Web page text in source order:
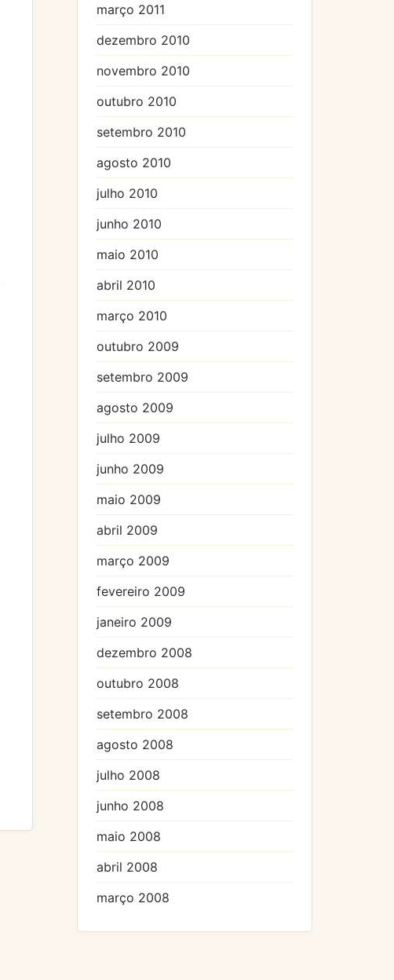
março 2011
dezembro 2010
novembro 2010
outubro 2010
setembro 2010
agosto 2010
julho 2010
junho 2010
maio 2010
abril 2010
março 2010
outubro 2009
setembro 2009
agosto 2009
julho 2009
junho 2009
maio 2009
abril 2009
março 2009
fevereiro 2009
janeiro 2009
dezembro 2008
outubro 2008
setembro 2008
agosto 2008
julho 2008
junho 2008
maio 2008
abril 2008
março 2008